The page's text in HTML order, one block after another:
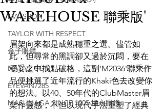
MATSUDA
TAYLOR WITH RESPECT
金子眼鏡
NATIVE SONS
EYEVAN7285
MASUNAGA SINCE 1905 增永眼鏡
WAREHOUSE 聯乘版'
眉架向來都是成熟穩重之選。儘管如
此，但尋常的黑調卻又過於沉悶，要在
穩妥之中找點破格，這副'M2036'聯乘作
品便挑選了近年流行的Khaki色去改變你
的想法。以40、50年代的ClubMaster眉
架作靈感，不但以現代手法重塑了經典